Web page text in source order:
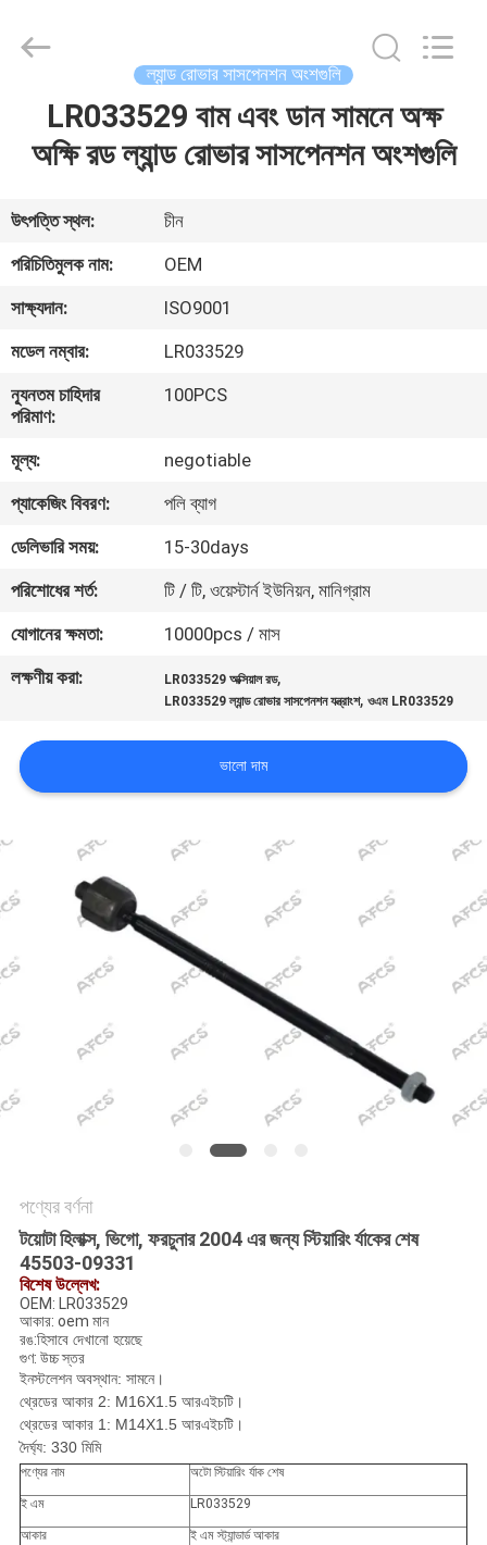
ভিডিও
আমাদের
সম্পর্কে
পরিদর্শন
মান
নিয়ন্ত্রণ
আমাদের
সাথে
করুন
খবর
একটি
অনুরোধ
করুন
সাইট
গোপনীয়তা
নীতি
PARTS
ল্যান্ড রোভার সাসপেনশন অংশগুলি
LR033529 বাম এবং ডান সামনে অক্ষ
অক্ষি রড ল্যান্ড রোভার সাসপেনশন অংশগুলি
উৎপত্তি স্থল:
চীন
পরিচিতিমুলক নাম:
OEM
সাক্ষ্যদান:
ISO9001
মডেল নম্বার:
LR033529
ন্যূনতম চাহিদার
পরিমাণ:
100PCS
মূল্য:
negotiable
প্যাকেজিং বিবরণ:
পলি ব্যাগ
ডেলিভারি সময়:
15-30days
পরিশোধের শর্ত:
টি / টি, ওয়েস্টার্ন ইউনিয়ন, মানিগ্রাম
যোগানের ক্ষমতা:
10000pcs / মাস
লক্ষণীয় করা:
LR033529 অক্সিয়াল রড,
LR033529 ল্যান্ড রোভার সাসপেনশন যন্ত্রাংশ,ওএম LR033529
ভালো দাম
পণ্যের বর্ণনা
টয়োটা হিলাক্স, ভিগো, ফরচুনার 2004 এর জন্য স্টিয়ারিং র্যাকের শেষ
45503-09331
বিশেষ উল্লেখ:
OEM: LR033529
আকার: oem মান
রঙ:হিসাবে দেখানো হয়েছে
গুণ: উচ্চ স্তর
ইনস্টলেশন অবস্থান: সামনে।
থ্রেডের আকার 2: M16X1.5 আরএইচটি।
থ্রেডের আকার 1: M14X1.5 আরএইচটি।
দৈর্ঘ্য: 330 মিমি
পণ্যের নাম অটো স্টিয়ারিং র্যাক শেষ
ই এম LR033529
আকার ই এম স্ট্যান্ডার্ড আকার